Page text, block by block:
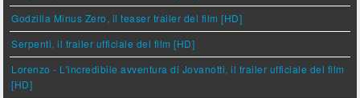
Godzilla Minus Zero, il teaser trailer del film [HD]
Serpenti, il trailer ufficiale del film [HD]
Lorenzo - L'incredibile avventura di Jovanotti, il trailer ufficiale del film
[HD]